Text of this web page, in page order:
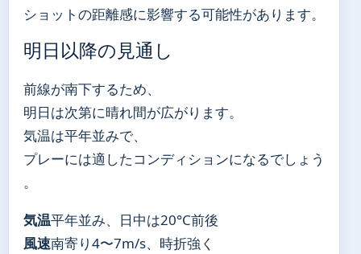
ショットの距離感に影響する可能性があります。
明日以降の見通し
前線が南下するため、
明日は次第に晴れ間が広がります。
気温は平年並みで、
プレーには適したコンディションになるでしょう
。
気温平年並み、日中は20°C前後
風速南寄り4〜7m/s、時折強く